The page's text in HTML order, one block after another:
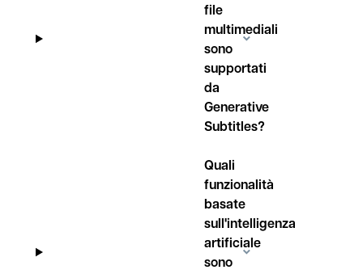
file
multimediali
sono
supportati
da
Generative
Subtitles?
Quali
funzionalità
basate
sull'intelligenza
artificiale
sono